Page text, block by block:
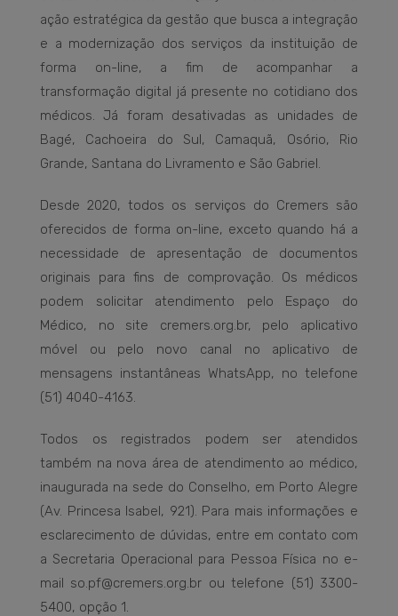
ação estratégica da gestão que busca a integração
e a modernização dos serviços da instituição de
forma on-line, a fim de acompanhar a
transformação digital já presente no cotidiano dos
médicos. Já foram desativadas as unidades de
Bagé, Cachoeira do Sul, Camaquã, Osório, Rio
Grande, Santana do Livramento e São Gabriel.
Desde 2020, todos os serviços do Cremers são
oferecidos de forma on-line, exceto quando há a
necessidade de apresentação de documentos
originais para fins de comprovação. Os médicos
podem solicitar atendimento pelo Espaço do
Médico, no site cremers.org.br, pelo aplicativo
móvel ou pelo novo canal no aplicativo de
mensagens instantâneas WhatsApp, no telefone
(51) 4040-4163.
Todos os registrados podem ser atendidos
também na nova área de atendimento ao médico,
inaugurada na sede do Conselho, em Porto Alegre
(Av. Princesa Isabel, 921). Para mais informações e
esclarecimento de dúvidas, entre em contato com
a Secretaria Operacional para Pessoa Física no e-
mail so.pf@cremers.org.br ou telefone (51) 3300-
5400, opção 1.